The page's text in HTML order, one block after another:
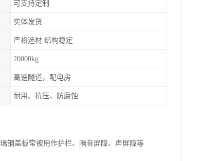
可支持定制
实体发货
严格选材 结构稳定
20000kg
高速隧道，配电房
耐用、抗压、防腐蚀
钢盖板常被用作护栏、隔音屏障、声屏障等